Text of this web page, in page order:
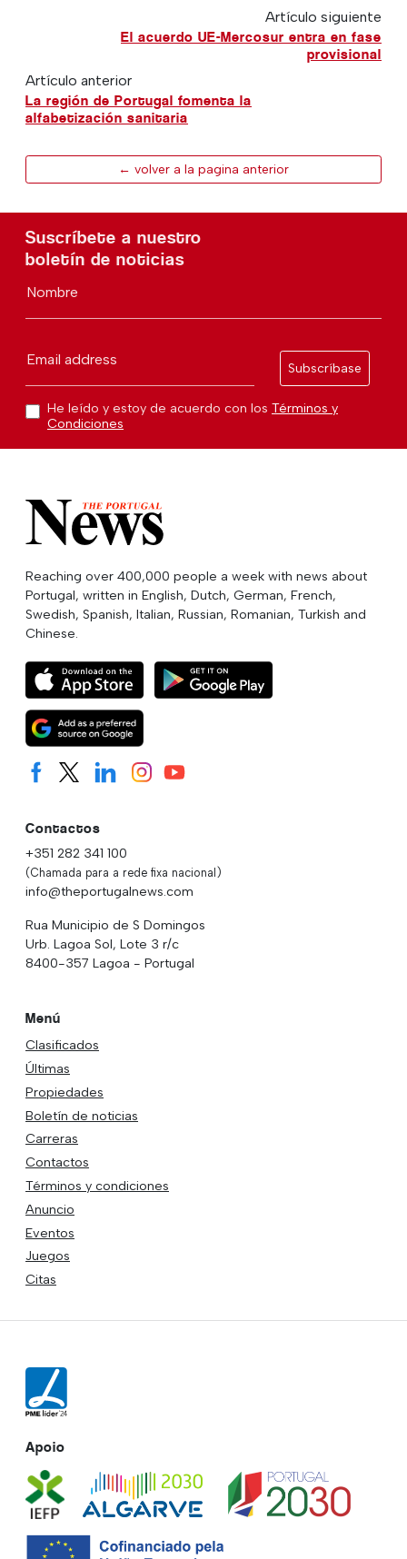
Artículo siguiente
El acuerdo UE-Mercosur entra en fase
provisional
Artículo anterior
La región de Portugal fomenta la
alfabetización sanitaria
← volver a la pagina anterior
Suscríbete a nuestro
boletín de noticias
Nombre
Email address
Subscríbase
He leído y estoy de acuerdo con los Términos y
Condiciones
Reaching over 400,000 people a week with news about
Portugal, written in English, Dutch, German, French,
Swedish, Spanish, Italian, Russian, Romanian, Turkish and
Chinese.
Contactos
+351 282 341 100
(Chamada para a rede fixa nacional)
info@theportugalnews.com
Rua Municipio de S Domingos
Urb. Lagoa Sol, Lote 3 r/c
8400-357 Lagoa - Portugal
Menú
Clasificados
Últimas
Propiedades
Boletín de noticias
Carreras
Contactos
Términos y condiciones
Anuncio
Eventos
Juegos
Citas
Apoio